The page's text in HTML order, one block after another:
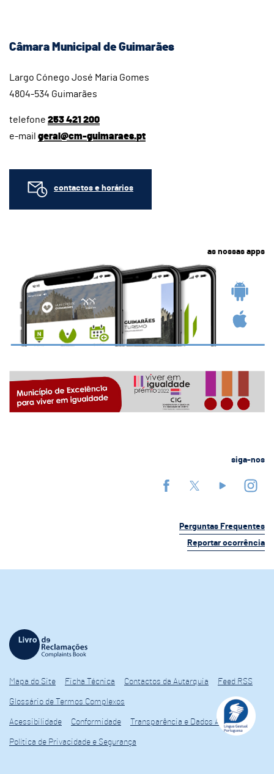
Câmara Municipal de Guimarães
Largo Cónego José Maria Gomes
4804-534 Guimarães
telefone 253 421 200
e-mail geral@cm-guimaraes.pt
contactos e horários
as nossas apps
siga-nos
Perguntas Frequentes
Reportar ocorrência
Mapa do Site Ficha Técnica Contactos da Autarquia Feed RSS
Glossário de Termos Complexos
Acessibilidade Conformidade Transparência e Dados Abertos
Política de Privacidade e Segurança